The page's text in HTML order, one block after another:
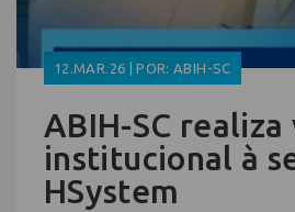
12.MAR.26 | POR: ABIH-SC
ABIH-SC
institucional à
HSystem